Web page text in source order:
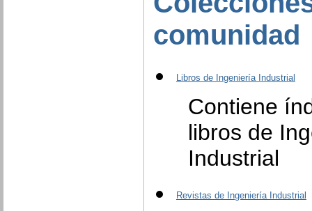
comunidad
Libros de Ingeniería Industrial
Contiene
libros de
Industrial
Revistas de Ingeniería Industrial